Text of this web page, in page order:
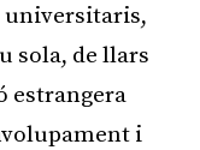
universitaris,
sola, de llars
estrangera
i